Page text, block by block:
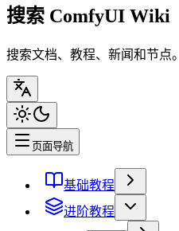
搜索 ComfyUI Wiki
搜索文档、教程、新闻和节点。
页面导航
基础教程
进阶教程